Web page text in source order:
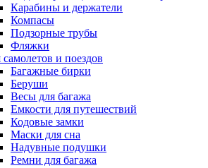
Карабины и держатели
Компасы
Подзорные трубы
Фляжки
самолетов и поездов
Багажные бирки
Беруши
Весы для багажа
Емкости для путешествий
Кодовые замки
Маски для сна
Надувные подушки
Ремни для багажа